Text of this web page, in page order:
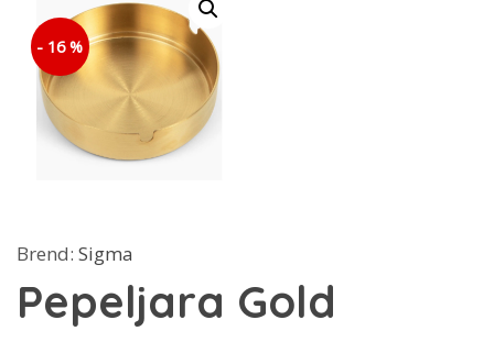
- 16 %
Brend: Sigma
Pepeljara Gold